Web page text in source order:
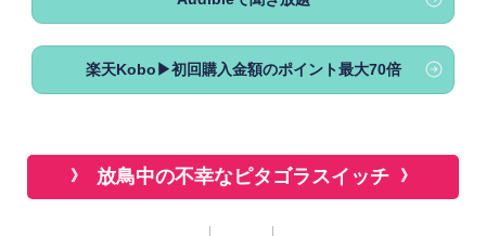
楽天Kobo▶初回購入金額のポイント最大70倍
放鳥中の不幸なピタゴラスイッチ